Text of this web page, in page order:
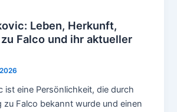
Leben, Herkunft,
Falco und ihr aktueller
ist eine Persönlichkeit, die durch
zu Falco bekannt wurde und einen